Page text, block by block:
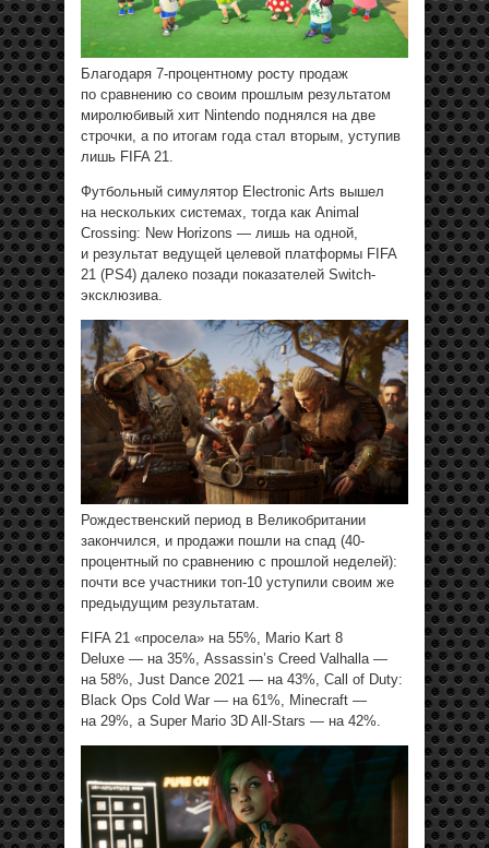
Благодаря 7-процентному росту продаж
по сравнению со своим прошлым результатом
миролюбивый хит Nintendo поднялся на две
строчки, а по итогам года стал вторым, уступив
лишь FIFA 21.
Футбольный симулятор Electronic Arts вышел
на нескольких системах, тогда как Animal
Crossing: New Horizons — лишь на одной,
и результат ведущей целевой платформы FIFA
21 (PS4) далеко позади показателей Switch-
эксклюзива.
Рождественский период в Великобритании
закончился, и продажи пошли на спад (40-
процентный по сравнению с прошлой неделей):
почти все участники топ-10 уступили своим же
предыдущим результатам.
FIFA 21 «просела» на 55%, Mario Kart 8
Deluxe — на 35%, Assassin’s Creed Valhalla —
на 58%, Just Dance 2021 — на 43%, Call of Duty:
Black Ops Cold War — на 61%, Minecraft —
на 29%, а Super Mario 3D All-Stars — на 42%.